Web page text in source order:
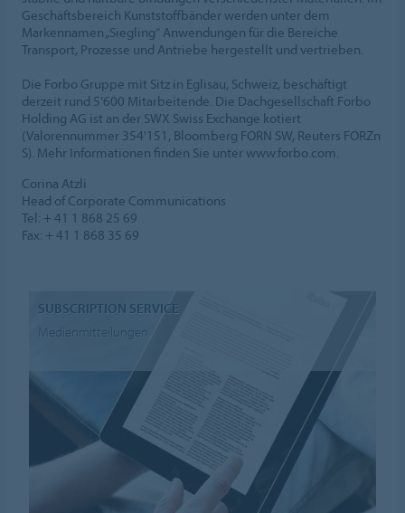
Geschäftsbereich Kunststoffbänder werden unter dem
Markennamen „Siegling“ Anwendungen für die Bereiche
Transport, Prozesse und Antriebe hergestellt und vertrieben.
Die Forbo Gruppe mit Sitz in Eglisau, Schweiz, beschäftigt
derzeit rund 5’600 Mitarbeitende. Die Dachgesellschaft Forbo
Holding AG ist an der SWX Swiss Exchange kotiert
(Valorennummer 354'151, Bloomberg FORN SW, Reuters FORZn
S). Mehr Informationen finden Sie unter www.forbo.com.
Corina Atzli
Head of Corporate Communications
Tel: + 41 1 868 25 69
Fax: + 41 1 868 35 69
SUBSCRIPTION SERVICE
Medienmitteilungen